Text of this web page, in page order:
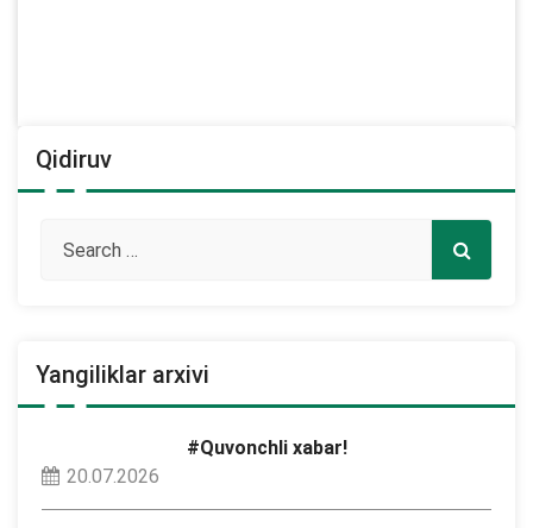
Qidiruv
Yangiliklar arxivi
#Quvonchli xabar!
20.07.2026